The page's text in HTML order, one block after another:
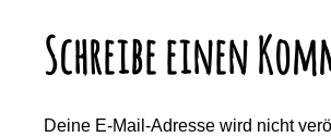
Schreibe einen
Deine E-Mail-Adresse wird nicht